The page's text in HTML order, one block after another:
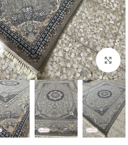
بزرگنمایی تصویر